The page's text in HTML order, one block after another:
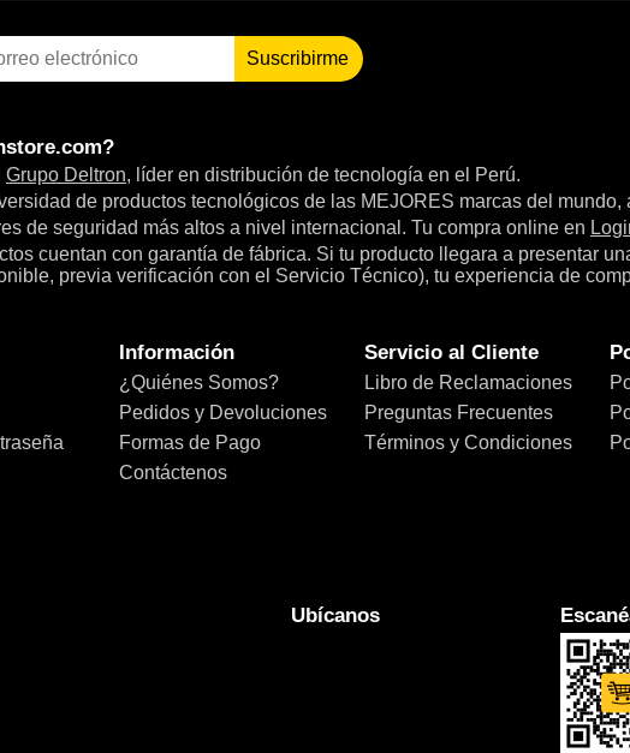
Suscribirme
?
Grupo Deltron, líder en distribución de tecnología en el Perú.
de productos tecnológicos de las MEJORES marcas del
de seguridad más altos a nivel internacional. Tu compra online en
cuentan con garantía de fábrica. Si tu producto llegara a presentar
previa verificación con el Servicio Técnico), tu experiencia de
Información
¿Quiénes Somos?
Pedidos y Devoluciones
Formas de Pago
Contáctenos
Servicio al Cliente
Libro de Reclamaciones
Preguntas Frecuentes
Términos y Condiciones
Ubícanos